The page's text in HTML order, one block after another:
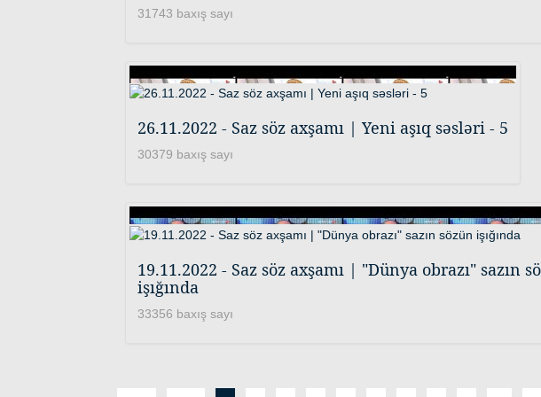
31743 baxış sayı
26.11.2022 - Saz söz axşamı | Yeni aşıq səsləri - 5
30379 baxış sayı
19.11.2022 - Saz söz axşamı | "Dünya obrazı" sazın
işığında
33356 baxış sayı